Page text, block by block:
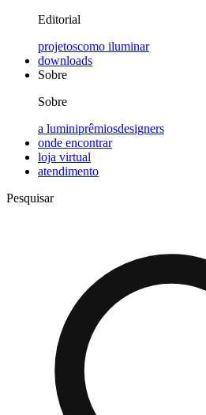
Editorial
projetoscomo iluminar
downloads
Sobre
Sobre
a luminiprêmiosdesigners
onde encontrar
loja virtual
atendimento
Pesquisar